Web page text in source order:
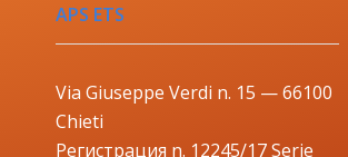
APS ETS
Via Giuseppe Verdi n. 15 — 66100
Chieti
Регистрация n. 12245/17 Serie